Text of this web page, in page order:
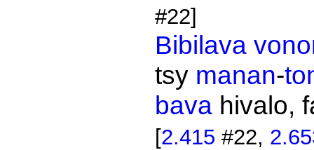
#22]
Bibilava
tsy manan-
bavahivalo,
[2.415 #22,